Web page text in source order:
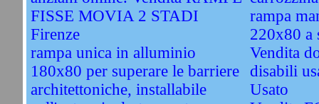
FISSE MOVIA 2 STADI
Firenze
rampa unica in alluminio
180x80 per superare le barriere
architettoniche, installabile
rampa
220x80 a
Vendita
disabili
Usato